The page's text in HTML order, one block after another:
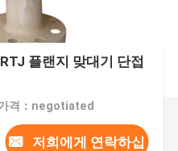
플랜지 맞대기 단접
격：negotiated
저희에게 연락하십